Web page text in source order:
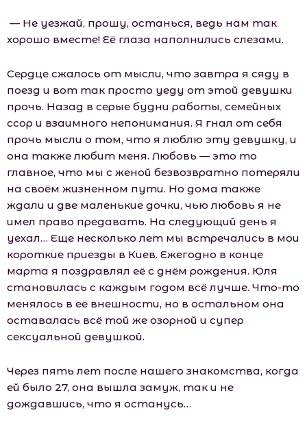
— Не уезжай, прошу, останься, ведь нам так
хорошо вместе! Её глаза наполнились слезами.
Сердце сжалось от мысли, что завтра я сяду в
поезд и вот так просто уеду от этой девушки
прочь. Назад в серые будни работы, семейных
ссор и взаимного непонимания. Я гнал от себя
прочь мысли о том, что я люблю эту девушку, и
она также любит меня. Любовь — это то
главное, что мы с женой безвозвратно потеряли
на своём жизненном пути. Но дома также
ждали и две маленькие дочки, чью любовь я не
имел право предавать. На следующий день я
уехал… Еще несколько лет мы встречались в мои
короткие приезды в Киев. Ежегодно в конце
марта я поздравлял её с днём рождения. Юля
становилась с каждым годом всё лучше. Что-то
менялось в её внешности, но в остальном она
оставалась всё той же озорной и супер
сексуальной девушкой.
Через пять лет после нашего знакомства, когда
ей было 27, она вышла замуж, так и не
дождавшись, что я останусь…